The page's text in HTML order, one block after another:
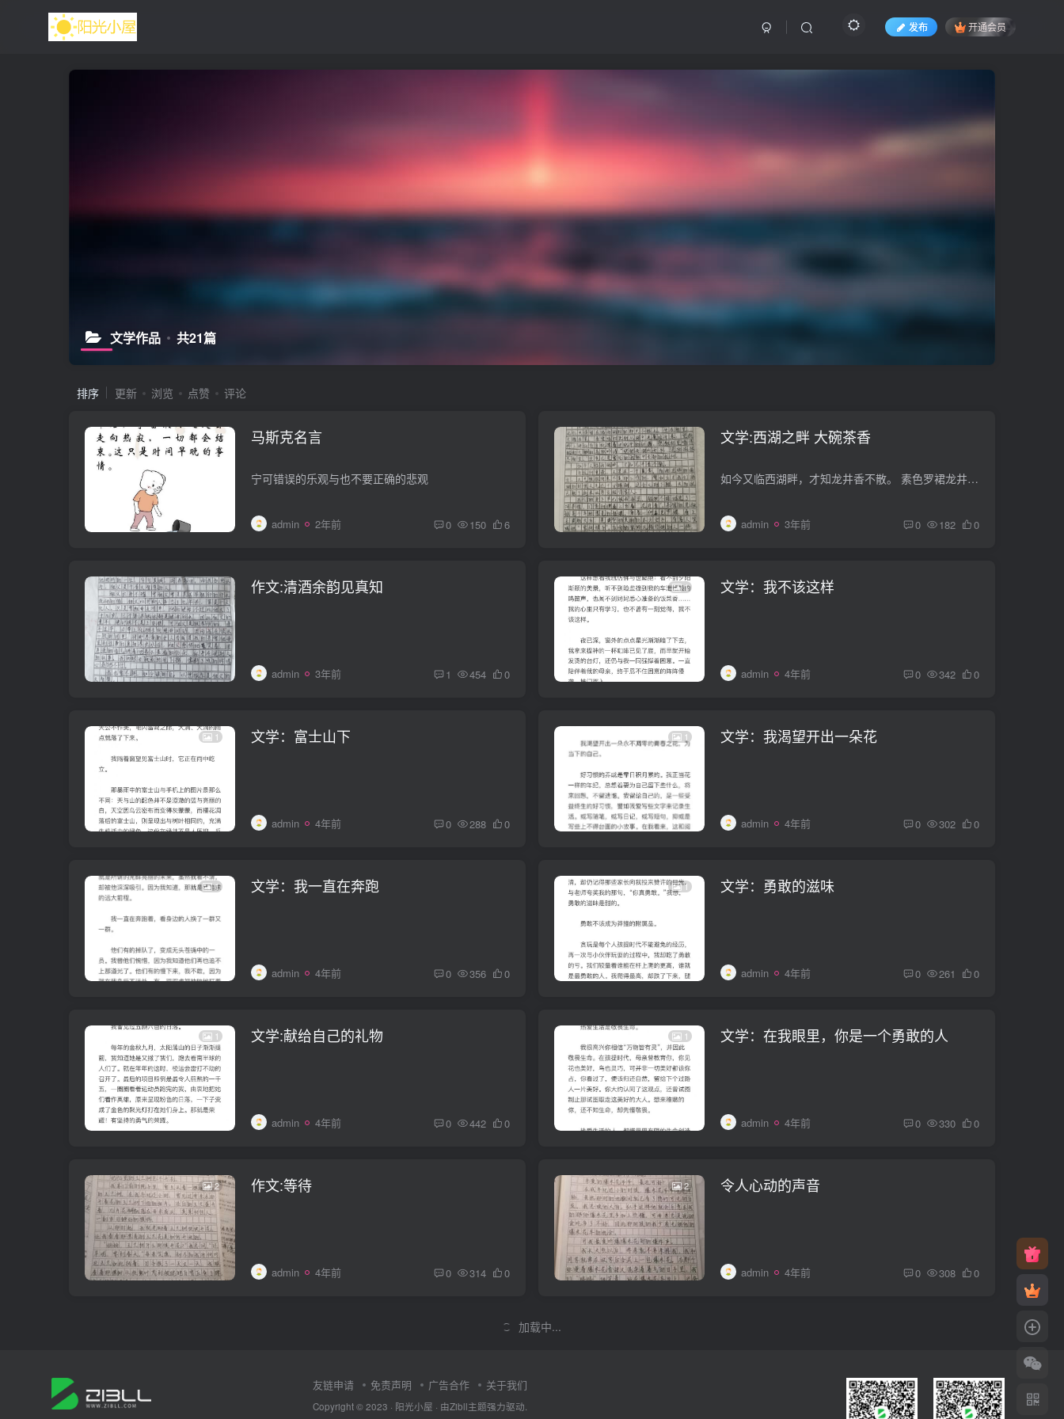
发布 开通会员
文学作品 共21篇
排序 更新 浏览 点赞 评论
马斯克名言
宁可错误的乐观与也不要正确的悲观
admin 2年前 0 150 6
文学:西湖之畔 大碗茶香
如今又临西湖畔，才知龙井香不散。 素色罗裙龙井香，一碗香茶暖四方。 西湖自有湖水绿，西湖龙井香不去。 [success][/success]
admin 3年前 0 182 0
作文:清酒余韵见真知
admin 3年前 1 454 0
1 文学：我不该这样
admin 4年前 0 342 0
1 文学：富士山下
admin 4年前 0 288 0
1 文学：我渴望开出一朵花
admin 4年前 0 302 0
1 文学：我一直在奔跑
admin 4年前 0 356 0
1 文学：勇敢的滋味
admin 4年前 0 261 0
1 文学:献给自己的礼物
admin 4年前 0 442 0
1 文学：在我眼里，你是一个勇敢的人
admin 4年前 0 330 0
2 作文:等待
admin 4年前 0 314 0
2 令人心动的声音
admin 4年前 0 308 0
加载中...
友链申请 免责声明 广告合作 关于我们
Copyright © 2023 · 阳光小屋 · 由Zibll主题强力驱动.